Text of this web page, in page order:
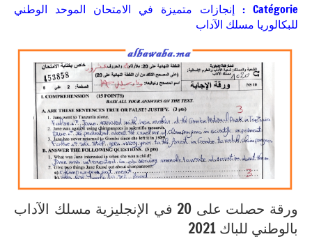
Catégorie :
إنجازات متميزة في الامتحان الموحد الوطني
للبكالوريا مسلك الآداب
ورقة حصلت على 20 في الإنجليزية مسلك الآداب
بالوطني للباك 2021